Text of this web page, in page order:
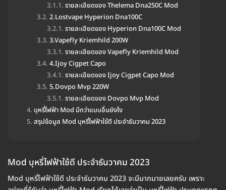
รายละเอียดของ Thelema Dna250C Mod
2.Lostvape Hyperion Dna100C
รายละเอียดของ Hyperion Dna100C Mod
3.Vapefly Kriemhild 200W
รายละเอียดของ Vapefly Kriemhild Mod
4.Ijoy Cigpet Capo
รายละเอียดของ Ijoy Cigpet Capo Mod
5.Dovpo Mvp 220W
รายละเอียดของ Dovpo Mvp Mod
บุหรี่ไฟฟ้า Mod มีกว่าแบบอื่นยังไง
สรุปข้อมูล Mod บุหรี่ไฟฟ้าใช้ดี ประจำธันวาคม 2023
Mod บุหรี่ไฟฟ้าใช้ดี ประจำธันวาคม 2023
Mod บุหรี่ไฟฟ้าใช้ดี ประจำธันวาคม 2023 จะมีมากมายเลยครับ เพราะ